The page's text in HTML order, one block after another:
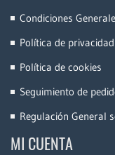
Condiciones
Política de privacidad
Política de cookies
Seguimiento de
Regulación General
MI CUENTA